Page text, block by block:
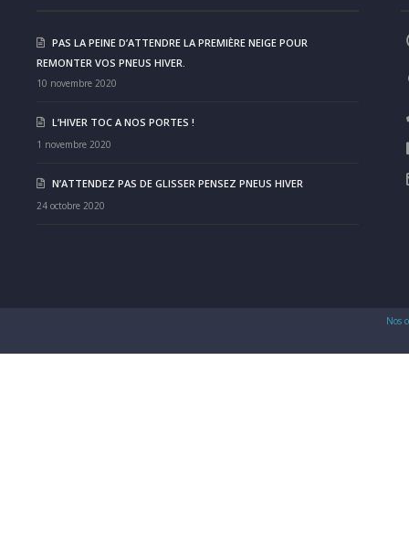
PAS LA PEINE D’ATTENDRE LA PREMIÈRE NEIGE POUR
REMONTER VOS PNEUS HIVER.
10 novembre 2020
L’HIVER TOC A NOS PORTES !
1 novembre 2020
N’ATTENDEZ PAS DE GLISSER PENSEZ PNEUS HIVER
24 octobre 2020
Nos